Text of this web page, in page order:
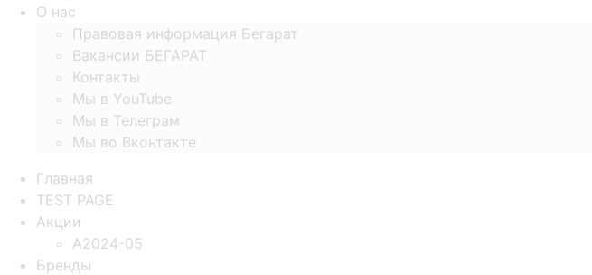
О нас
Правовая информация Бегарат
Вакансии БЕГАРАТ
Контакты
Мы в YouTube
Мы в Телеграм
Мы во Вконтакте
Главная
TEST PAGE
Акции
A2024-05
Бренды